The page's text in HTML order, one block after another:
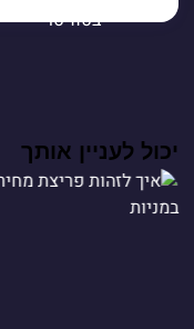
יכול לעניין אותך